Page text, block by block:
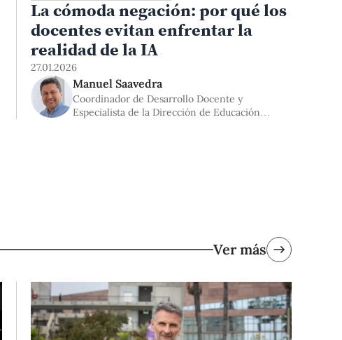
La cómoda negación: por qué los
docentes evitan enfrentar la
realidad de la IA
27.01.2026
Manuel Saavedra
Coordinador de Desarrollo Docente y
Especialista de la Dirección de Educación
Ver más